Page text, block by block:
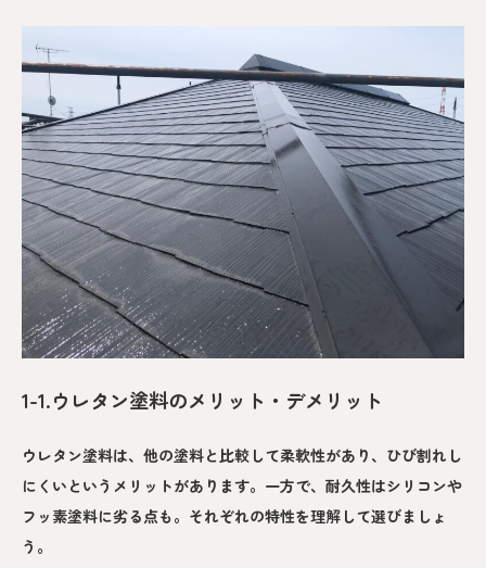
1-1.ウレタン塗料のメリット・デメリット
ウレタン塗料は、他の塗料と比較して柔軟性があり、ひび割れし
にくいというメリットがあります。一方で、耐久性はシリコンや
フッ素塗料に劣る点も。それぞれの特性を理解して選びましょ
う。